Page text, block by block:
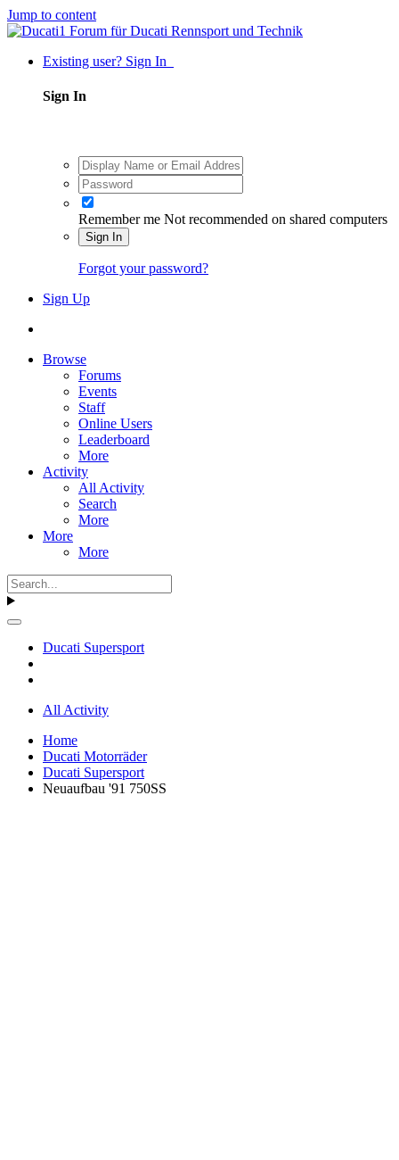
Jump to content
Existing user? Sign In
Sign In
Remember me Not recommended on shared computers
Sign In
Forgot your password?
Sign Up
Browse
Forums
Events
Staff
Online Users
Leaderboard
More
Activity
All Activity
Search
More
More
More
Ducati Supersport
All Activity
Home
Ducati Motorräder
Ducati Supersport
Neuaufbau '91 750SS